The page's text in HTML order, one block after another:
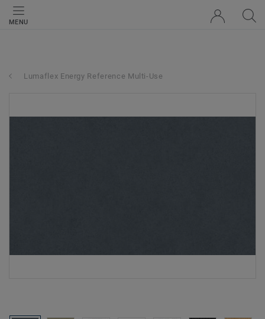
MENU
Lumaflex Energy Reference Multi-Use